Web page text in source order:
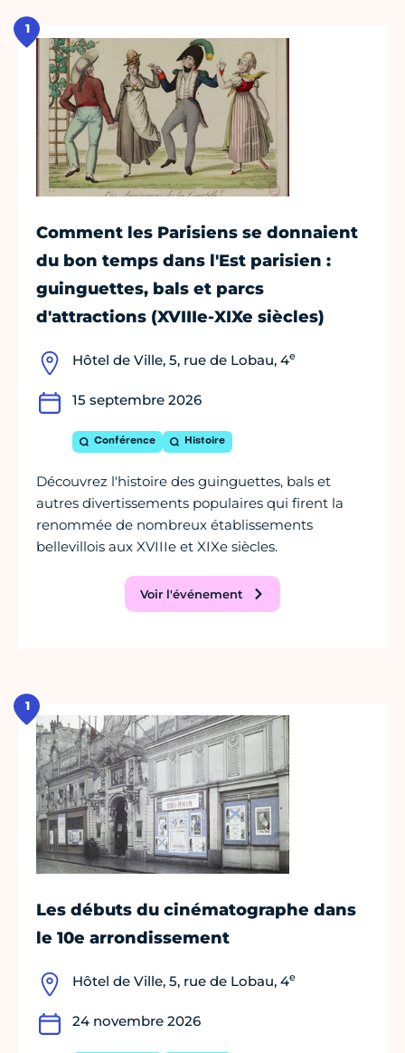
1
Comment les Parisiens se donnaient
du bon temps dans l'Est parisien :
guinguettes, bals et parcs
d'attractions (XVIIIe-XIXe siècles)
Hôtel de Ville, 5, rue de Lobau, 4e
15 septembre 2026
Conférence Histoire
Découvrez l'histoire des guinguettes, bals et
autres divertissements populaires qui firent la
renommée de nombreux établissements
bellevillois aux XVIIIe et XIXe siècles.
Voir l'événement
1
Les débuts du cinématographe dans
le 10e arrondissement
Hôtel de Ville, 5, rue de Lobau, 4e
24 novembre 2026